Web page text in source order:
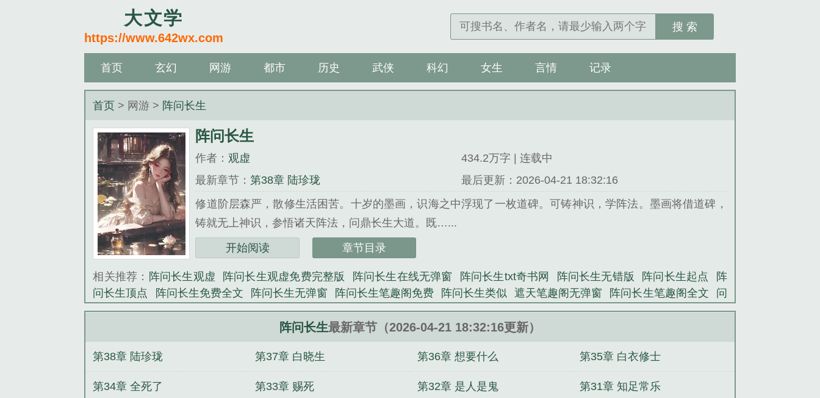
大文学
https://www.642wx.com
搜 索
首页 玄幻 网游 都市 历史 武侠 科幻 女生 言情 记录
首页 > 网游 > 阵问长生
阵问长生
作者： 观虚
434.2万字 | 连载中
最新章节：第38章 陆珍珑
最后更新：2026-04-21 18:32:16
修道阶层森严，散修生活困苦。十岁的墨画，识海之中浮现了一枚道碑。可铸神识，学阵法。墨画将借道碑，
铸就无上神识，参悟诸天阵法，问鼎长生大道。既…...
《阵问长生》是观虚精心创作的网游类小说。
开始阅读 章节目录
相关推荐： 阵问长生观虚 阵问长生观虚免费完整版 阵问长生在线无弹窗 阵问长生txt奇书网 阵问长生无错版 阵问长生起点
阵
问长生顶点
阵问长生免费全文 阵问长生无弹窗 阵问长生笔趣阁免费 阵问长生类似 遮天笔趣阁无弹窗 阵问长生笔趣阁全文
问
道长生 阵问长生 观虚 阵问长生有声 阵问长生百度百科 阵问长生 笔趣阁 阵问长生好看吗 阵问长生txt 阵问长生笔趣阁 阵问
阵问长生免费阅读无弹窗 阵问长生免费阅读 阵问长生TXT
阵问长生最新章节（2026-04-21 18:32:16更新）
第38章 陆珍珑 第37章 白晓生 第36章 想要什么 第35章 白衣修士
第34章 全死了 第33章 赐死 第32章 是人是鬼 第31章 知足常乐